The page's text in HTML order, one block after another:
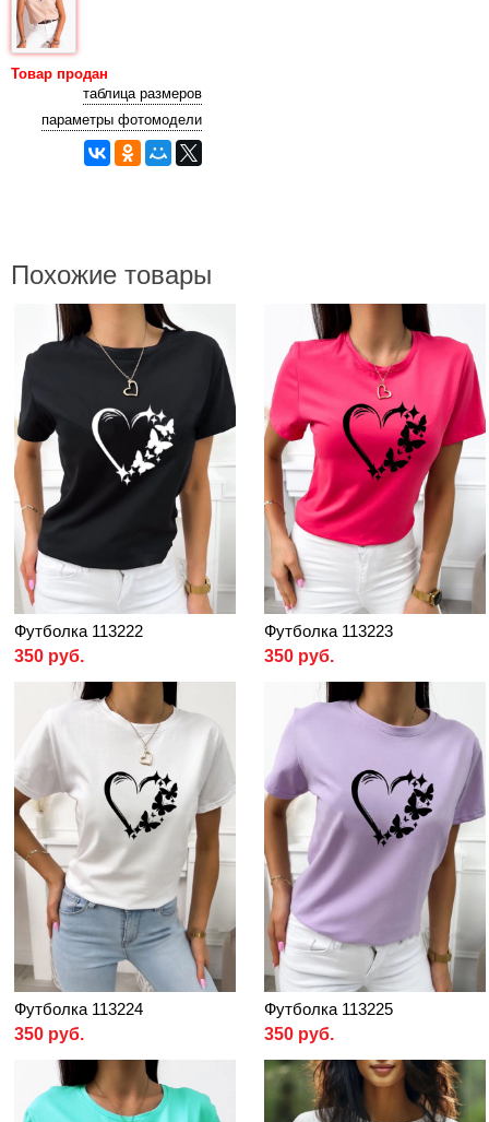
Товар продан
таблица размеров
параметры фотомодели
Похожие товары
Футболка 113222
350 руб.
Футболка 113223
350 руб.
Футболка 113224
350 руб.
Футболка 113225
350 руб.